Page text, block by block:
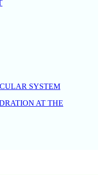
SYSTEM
AT THE